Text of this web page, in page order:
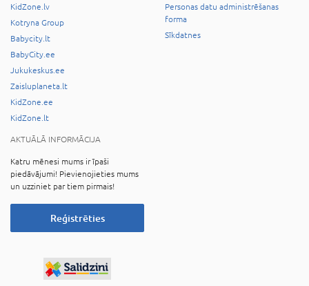
KidZone.lv
Kotryna Group
Babycity.lt
BabyCity.ee
Jukukeskus.ee
Zaisluplaneta.lt
KidZone.ee
KidZone.lt
Personas datu administrēšanas
forma
Sīkdatnes
AKTUĀLĀ INFORMĀCIJA
Katru mēnesi mums ir īpaši
piedāvājumi! Pievienojieties mums
un uzziniet par tiem pirmais!
Reģistrēties